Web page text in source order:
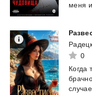
меня
0
Когда
случае